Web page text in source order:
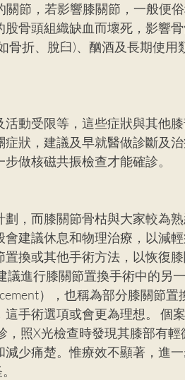
節，若影響膝關節，一般便俗
骨頭組織缺血而壞死，影響
骨折、脫臼)、酗酒及長期使用
動受限等，這些症狀與其他
狀，建議及早就醫做診斷及
做核磁共振檢查才能確診。
，而膝關節骨枯與大家較為
建議休息和物理治療，以減
換或其他手術方法，以恢復
進行膝關節置換手術中的另
），也稱為部分膝關節置
手術選項或會更為理想。 個
照X光檢查時發現其膝部有
少痛楚。惟療效不顯著，進